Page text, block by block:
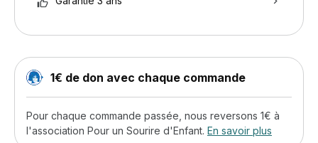
1€ de don avec chaque commande
Pour chaque commande passée, nous reversons 1€ à
l'association Pour un Sourire d'Enfant. En savoir plus